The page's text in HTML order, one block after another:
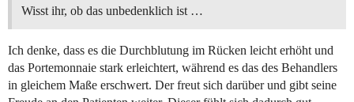
Wisst ihr, ob das unbedenklich ist …
Ich denke, dass es die Durchblutung im Rücken leicht erhöht und
das Portemonnaie stark erleichtert, während es das des Behandlers
in gleichem Maße erschwert. Der freut sich darüber und gibt seine